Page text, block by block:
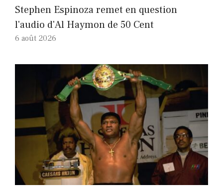
Stephen Espinoza remet en question
l'audio d'Al Haymon de 50 Cent
6 août 2026